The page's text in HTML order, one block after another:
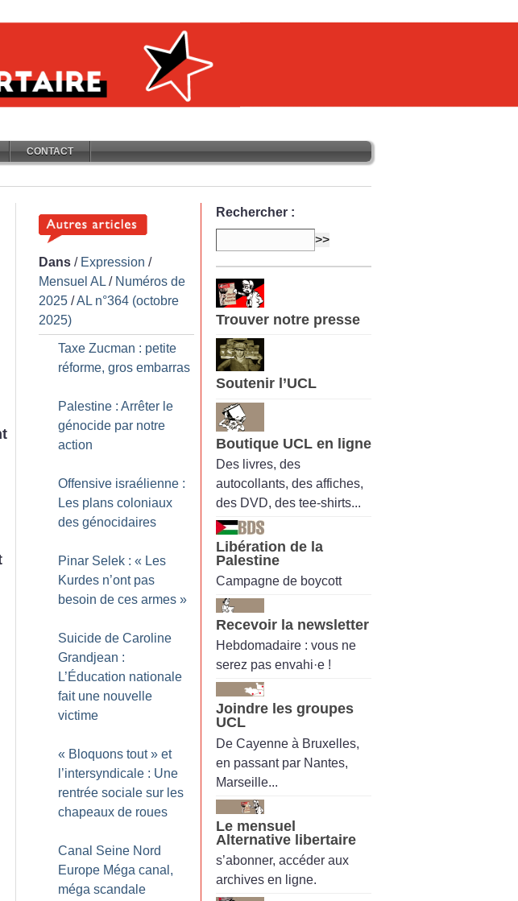
CONTACT
Dans / Expression /
Mensuel AL / Numéros de
2025 /AL n°364 (octobre
2025)
Taxe Zucman : petite
réforme, gros embarras
Palestine : Arrêter le
génocide par notre
action
Offensive israélienne :
Les plans coloniaux
des génocidaires
Pinar Selek : « Les
Kurdes n’ont pas
besoin de ces armes »
Suicide de Caroline
Grandjean :
L’Éducation nationale
fait une nouvelle
victime
« Bloquons tout » et
l’intersyndicale : Une
rentrée sociale sur les
chapeaux de roues
Canal Seine Nord
Europe Méga canal,
méga scandale
Rechercher :
Trouver notre presse
Soutenir l’UCL
Boutique UCL en ligne
Des livres, des
autocollants, des affiches,
des DVD, des tee-shirts...
Libération de la
Palestine
Campagne de boycott
Recevoir la newsletter
Hebdomadaire : vous ne
serez pas envahi·e !
Joindre les groupes
UCL
De Cayenne à Bruxelles,
en passant par Nantes,
Marseille...
Le mensuel
Alternative libertaire
s’abonner, accéder aux
archives en ligne.